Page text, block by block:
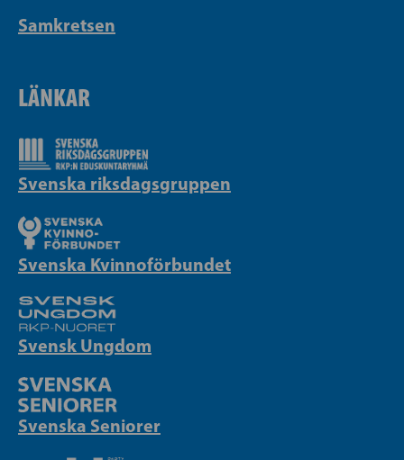
Samkretsen
LÄNKAR
Svenska riksdagsgruppen
Svenska Kvinnoförbundet
Svensk Ungdom
Svenska Seniorer